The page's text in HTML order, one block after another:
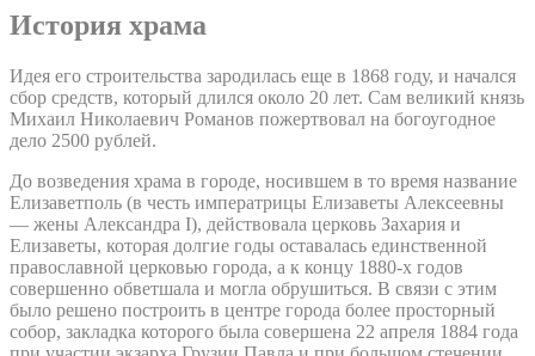
История храма
Идея его строительства зародилась еще в 1868 году, и начался
сбор средств, который длился около 20 лет. Сам великий князь
Михаил Николаевич Романов пожертвовал на богоугодное
дело 2500 рублей.
До возведения храма в городе, носившем в то время название
Елизаветполь (в честь императрицы Елизаветы Алексеевны
— жены Александра I), действовала церковь Захария и
Елизаветы, которая долгие годы оставалась единственной
православной церковью города, а к концу 1880-х годов
совершенно обветшала и могла обрушиться. В связи с этим
было решено построить в центре города более просторный
собор, закладка которого была совершена 22 апреля 1884 года